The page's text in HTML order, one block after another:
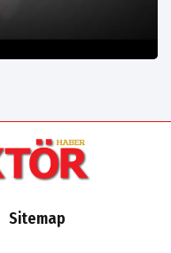
Sitemap